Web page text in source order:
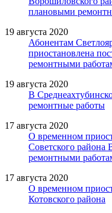
плановыми
19 августа 2020
Абонентам
приостановлена
ремонтными
19 августа 2020
В
ремонтные работы
17 августа 2020
О временном
Советского района
ремонтными
17 августа 2020
О временном
Котовского района